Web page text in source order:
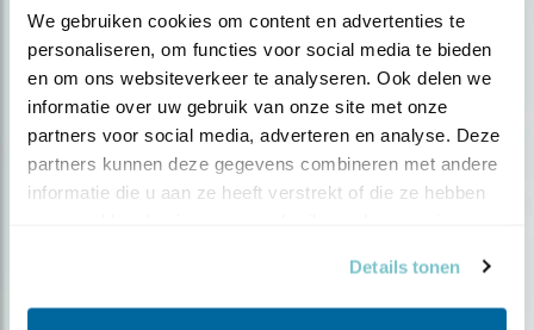
We gebruiken cookies om content en advertenties te
personaliseren, om functies voor social media te bieden
en om ons websiteverkeer te analyseren. Ook delen we
informatie over uw gebruik van onze site met onze
partners voor social media, adverteren en analyse. Deze
partners kunnen deze gegevens combineren met andere
informatie die u aan ze heeft verstrekt of die ze hebben
Details tonen